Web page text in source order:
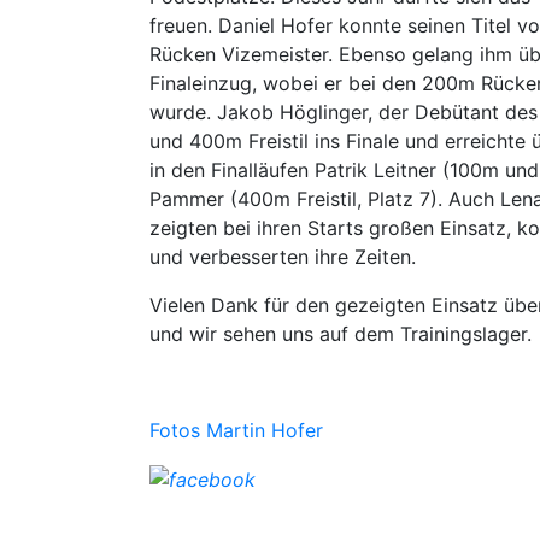
freuen. Daniel Hofer konnte seinen Titel
Rücken Vizemeister. Ebenso gelang ihm
Finaleinzug, wobei er bei den 200m
wurde. Jakob Höglinger, der Debütant
und 400m Freistil ins Finale und erreichte
in den Finalläufen Patrik Leitner (100m
Pammer (400m Freistil, Platz 7). Auch
zeigten bei ihren Starts großen Einsatz,
und verbesserten ihre Zeiten.
Vielen Dank für den gezeigten Einsatz
und wir sehen uns auf dem Trainingslager.
Fotos Martin Hofer